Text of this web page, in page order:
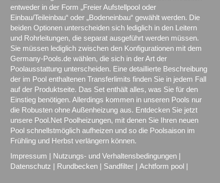
entweder in der Form „Freier Aufstellpool oder
Einbau/Teileinbau“ oder „Bodeneinbau“ gewählt werden. Die
beiden Optionen unterscheiden sich lediglich in den Leitern
und Rohrleitungen, die separat ausgeführt werden müssen.
Sie müssen lediglich zwischen den Konfigurationen mit dem
Germany-Pools.de wählen, die sich in der Art der
Poolausstattung unterscheiden. Eine detaillierte Beschreibung
der im Pool enthaltenen Transferlimits finden Sie in jedem Fall
auf der Produktseite. Das Set enthält alles, was Sie für den
Einstieg benötigen. Allerdings kommen in unseren Pools nur
die Robusten ohne Außenheizung aus. Entdecken Sie jetzt
unsere Pool.Net Poolheizungen, mit denen Sie Ihren neuen
Pool schnellstmöglich aufheizen und so die Poolsaison im
Frühling und Herbst verlängern können.
Impressum
Nutzungs- und Verhaltensbedingungen
Datenschutz
Rundbecken Sandfilter Achtform pool